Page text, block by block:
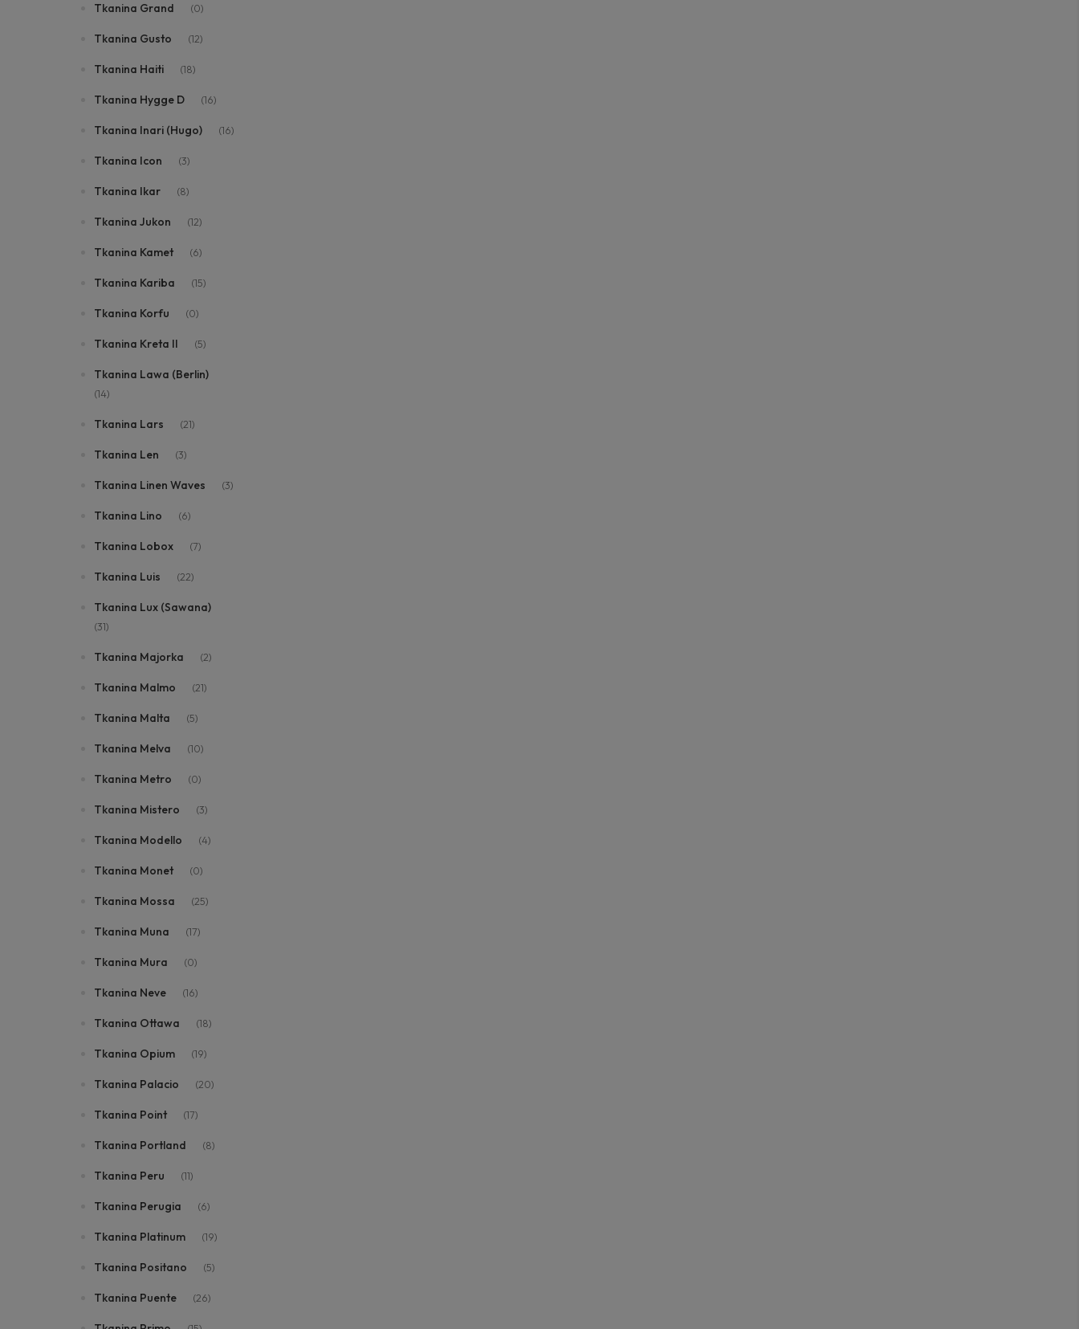
Tkanina Grand (0)
Tkanina Gusto (12)
Tkanina Haiti (18)
Tkanina Hygge D (16)
Tkanina Inari (Hugo) (16)
Tkanina Icon (3)
Tkanina Ikar (8)
Tkanina Jukon (12)
Tkanina Kamet (6)
Tkanina Kariba (15)
Tkanina Korfu (0)
Tkanina Kreta II (5)
Tkanina Lawa (Berlin)
(14)
Tkanina Lars (21)
Tkanina Len (3)
Tkanina Linen Waves (3)
Tkanina Lino (6)
Tkanina Lobox (7)
Tkanina Luis (22)
Tkanina Lux (Sawana)
(31)
Tkanina Majorka (2)
Tkanina Malmo (21)
Tkanina Malta (5)
Tkanina Melva (10)
Tkanina Metro (0)
Tkanina Mistero (3)
Tkanina Modello (4)
Tkanina Monet (0)
Tkanina Mossa (25)
Tkanina Muna (17)
Tkanina Mura (0)
Tkanina Neve (16)
Tkanina Ottawa (18)
Tkanina Opium (19)
Tkanina Palacio (20)
Tkanina Point (17)
Tkanina Portland (8)
Tkanina Peru (11)
Tkanina Perugia (6)
Tkanina Platinum (19)
Tkanina Positano (5)
Tkanina Puente (26)